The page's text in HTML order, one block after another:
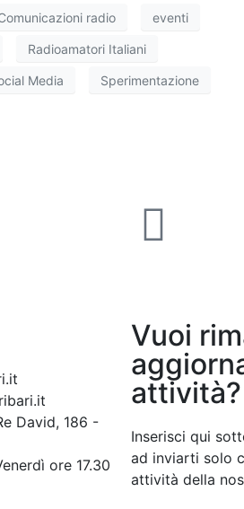
radio eventi
Radioamatori Italiani
Media Sperimentazione
David, 186 -
ore 17.30
Vuoi
attività?
Inserisci qui
ad inviarti solo
attività della